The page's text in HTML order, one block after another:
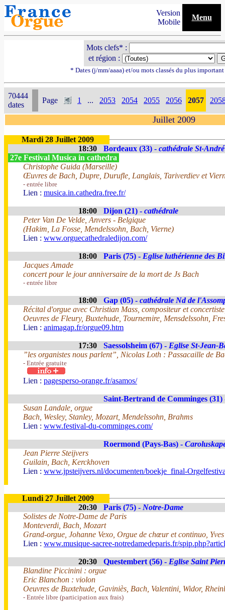
Version
Mobile
Menu
Mots clefs* :
et région :
* Dates (j/mm/aaaa) et/ou mots classés du plus
70444
dates
Page 1 ... 2053 2054 2055 2056 2057
Juillet 2009
Mardi 28 Juillet 2009
18:30
Bordeaux (33) - cathédrale St-André
27e Festival Musica in cathedra
Christophe Guida (Marseille)
Œuvres de Bach, Dupre, Durufle, Langlais, Tariverdiev et
- entrée libre
Lien : musica.in.cathedra.free.fr/
18:00 Dijon (21) - cathédrale
Peter Van De Velde, Anvers - Belgique
(Hakim, La Fosse, Mendelssohn, Bach, Vierne)
Lien : www.orguecathedraledijon.com/
18:00 Paris (75) - Eglise luthérienne des
Jacques Amade
concert pour le jour anniversaire de la mort de Js Bach
- entrée libre
18:00 Gap (05) - cathédrale Nd de
Récital d'orgue avec Christian Mass, compositeur et
Oeuvres de Fleury, Buxtehude, Tournemire, Mensdelssohn,
Lien : animagap.fr/orgue09.htm
17:30 Saessolsheim (67) - Eglise St-Jean-
”les organistes nous parlent”, Nicolas Loth : Passacaille de
- Entrée gratuite
Lien : pagesperso-orange.fr/asamos/
Saint-Bertrand de Comminges
Susan Landale, orgue
Bach, Wesley, Stanley, Mozart, Mendelssohn, Brahms
Lien : www.festival-du-comminges.com/
Roermond (Pays-Bas) -
Jean Pierre Steijvers
Guilain, Bach, Kerckhoven
Lien : www.jpsteijvers.nl/documenten/boekje_final-
Lundi 27 Juillet 2009
20:30
Paris (75) - Notre-Dame
Solistes de Notre-Dame de Paris
Monteverdi, Bach, Mozart
Grand-orgue, Johanne Vexo, Orgue de chœur et continuo,
Lien : www.musique-sacree-notredamedeparis.fr/
20:30 Questembert (56) - Eglise Saint
Blandine Piccinini : orgue
Eric Blanchon : violon
Oeuvres de Buxtehude, Gaviniès, Bach, Valentini, Widor,
- Entrée libre (participation aux frais)